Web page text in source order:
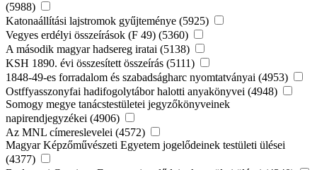
(5988)
Katonaállítási lajstromok gyűjteménye (5925)
Vegyes erdélyi összeírások (F 49) (5360)
A második magyar hadsereg iratai (5138)
KSH 1890. évi összesített összeírás (5111)
1848-49-es forradalom és szabadságharc nyomtatványai (4953)
Ostffyasszonyfai hadifogolytábor halotti anyakönyvei (4948)
Somogy megye tanácstestületei jegyzőkönyveinek
napirendjegyzékei (4906)
Az MNL címereslevelei (4572)
Magyar Képzőművészeti Egyetem jogelődeinek testületi ülései
(4377)